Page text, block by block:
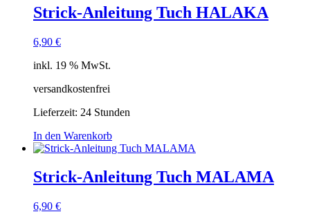
Strick-Anleitung Tuch HALAKA
6,90 €
inkl. 19 % MwSt.
versandkostenfrei
Lieferzeit: 24 Stunden
In den Warenkorb
Strick-Anleitung Tuch MALAMA
6,90 €